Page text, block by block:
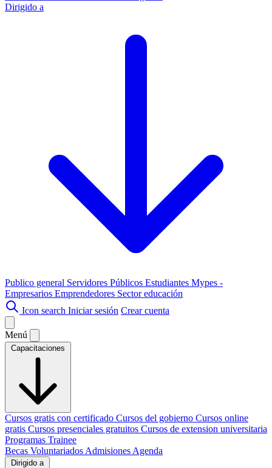
Dirigido a
Publico general Servidores Públicos Estudiantes Mypes -
Empresarios Emprendedores Sector educación
Icon search Iniciar sesión Crear cuenta
Menú
Capacitaciones
Cursos gratis con certificado Cursos del gobierno Cursos online
gratis Cursos presenciales gratuitos Cursos de extension universitaria
Programas Trainee
Becas Voluntariados Admisiones Agenda
Dirigido a